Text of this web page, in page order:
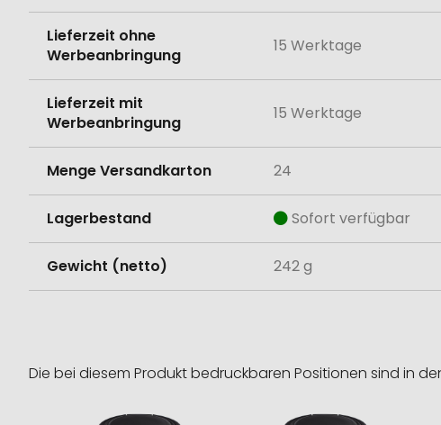
Lieferzeit ohne
Werbeanbringung
15 Werktage
Lieferzeit mit
Werbeanbringung
15 Werktage
Menge Versandkarton 24
Lagerbestand Sofort verfügbar
Gewicht (netto) 242 g
Die bei diesem Produkt bedruckbaren Positionen sind in